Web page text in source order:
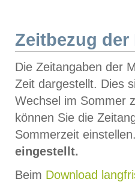
Zeitbezug der
Die Zeitangaben der
Zeit dargestellt. Dies
Wechsel im Sommer
können Sie die
Sommerzeit
eingestellt.
Beim Download